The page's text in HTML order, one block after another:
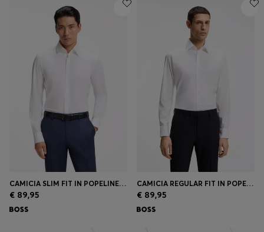
CAMICIA SLIM FIT IN POPELINE DI COTONE ELASTICIZZATO FACILE DA STIRARE
€ 89,95
CAMICIA REGULAR FIT IN POPELINE DI COTONE ELASTICIZZATO FACILE DA STIRARE
€ 89,95